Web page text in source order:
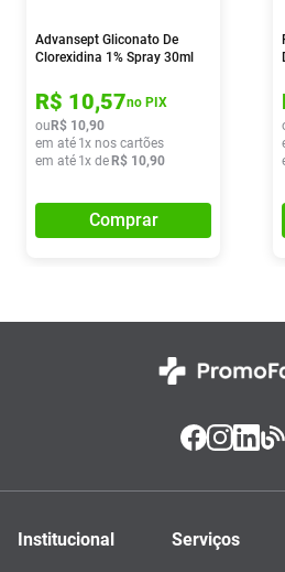
Advansept Gliconato De
Clorexidina 1% Spray 30ml
R$ 10,57no PIX
ou R$ 10,90
em até 1x nos cartões
em até 1x de R$ 10,90
Comprar
Institucional Serviços